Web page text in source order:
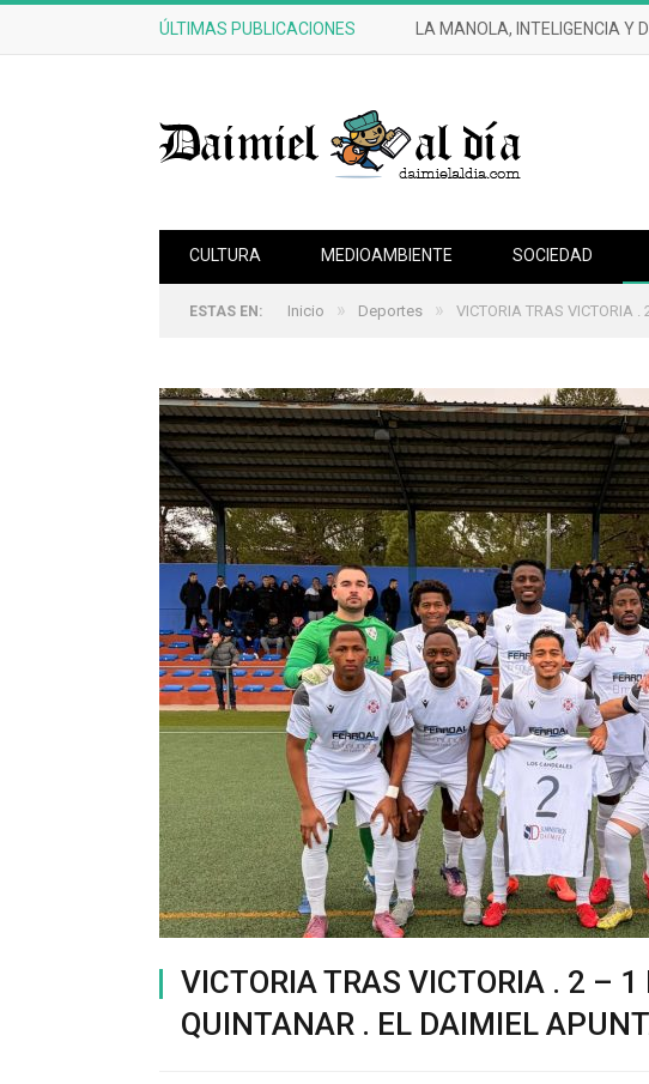
ÚLTIMAS PUBLICACIONES LA MANOLA, INTELIGENCIA Y
CULTURA MEDIOAMBIENTE SOCIEDAD
ESTAS EN: Inicio » Deportes » VICTORIA TRAS VICTORIA
VICTORIA TRAS VICTORIA . 2 – 1
QUINTANAR . EL DAIMIEL